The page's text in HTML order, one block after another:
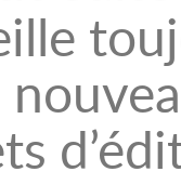
CONTACTER
UN